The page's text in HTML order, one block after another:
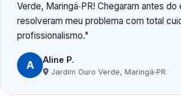
Verde, Maringá‑PR! Chegaram antes do
resolveram meu problema com total
profissionalismo.
A Aline P.
Jardim Ouro Verde, Maringá‑PR